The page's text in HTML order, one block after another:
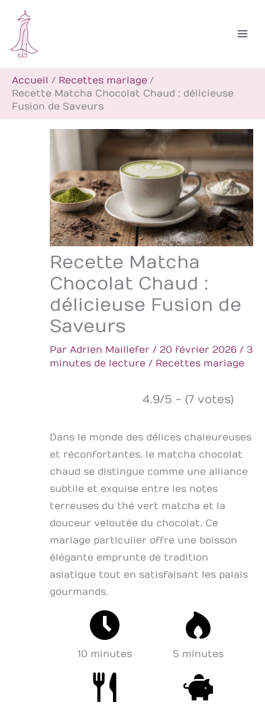
contenu
Accueil
Recettes mariage
Recette Matcha Chocolat Chaud : délicieuse
Fusion de Saveurs
Recette Matcha
Chocolat Chaud :
délicieuse Fusion de
Saveurs
Par Adrien Maillefer / 20 février 2026 / 3
minutes de lecture / Recettes mariage
4.9/5 - (7 votes)
Dans le monde des délices chaleureuses
et réconfortantes, le matcha chocolat
chaud se distingue comme une alliance
subtile et exquise entre les notes
terreuses du thé vert matcha et la
douceur veloutée du chocolat. Ce
mariage particulier offre une boisson
élégante emprunte de tradition
asiatique tout en satisfaisant les palais
gourmands.
10 minutes 5 minutes
c
h
e
r
c